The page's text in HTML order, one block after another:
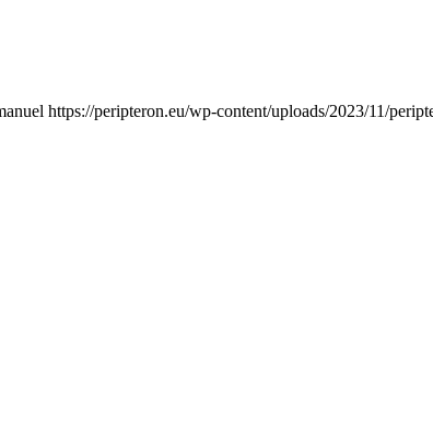
https://peripteron.eu/wp-content/uploads/2023/11/